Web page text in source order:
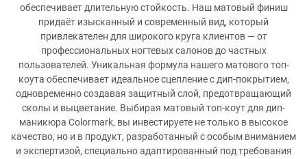
обеспечивает длительную стойкость. Наш матовый финиш
придаёт изысканный и современный вид, который
привлекателен для широкого круга клиентов — от
профессиональных ногтевых салонов до частных
пользователей. Уникальная формула нашего матового топ-
коута обеспечивает идеальное сцепление с дип-покрытием,
одновременно создавая защитный слой, предотвращающий
сколы и выцветание. Выбирая матовый топ-коут для дип-
маникюра Colormark, вы инвестируете не только в высокое
качество, но и в продукт, разработанный с особым вниманием
и экспертизой, специально адаптированный под требования